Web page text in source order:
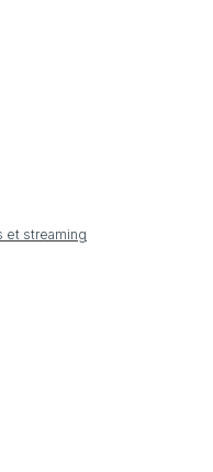
et streaming